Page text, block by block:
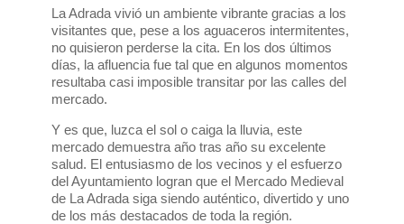
La Adrada vivió un ambiente vibrante gracias a los
visitantes que, pese a los aguaceros intermitentes,
no quisieron perderse la cita. En los dos últimos
días, la afluencia fue tal que en algunos momentos
resultaba casi imposible transitar por las calles del
mercado.
Y es que, luzca el sol o caiga la lluvia, este
mercado demuestra año tras año su excelente
salud. El entusiasmo de los vecinos y el esfuerzo
del Ayuntamiento logran que el Mercado Medieval
de La Adrada siga siendo auténtico, divertido y uno
de los más destacados de toda la región.